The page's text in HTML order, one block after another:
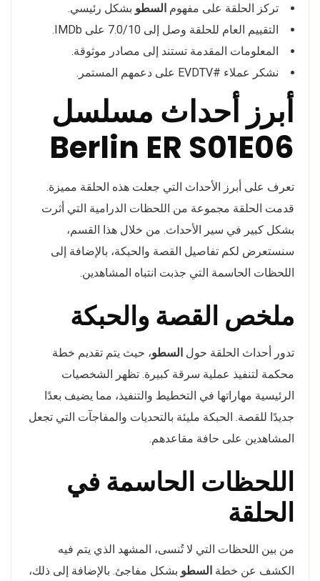
تركز الحلقة على مفهوم السطو بشكل رئيسي.
التقييم العام للحلقة وصل إلى 7.0/10 على IMDb.
المعلومات المقدمة تستند إلى مصادر موثوقة.
نشكر عملاء #EVDTV على دعمهم المستمر.
أبرز أحداث مسلسل
Berlin ER S01E06
تعرف على أبرز الأحداث التي جعلت هذه الحلقة مميزة.
قدمت الحلقة مجموعة من اللحظات الدرامية التي أثرت
بشكل كبير في سير الأحداث. من خلال هذا القسم،
سنستعرض لكم تفاصيل القصة والحبكة، بالإضافة إلى
اللحظات الحاسمة التي جذبت انتباه المشاهدين.
ملخص القصة والحبكة
تدور أحداث الحلقة حول السطو، حيث يتم تقديم خطة
محكمة لتنفيذ عملية سرقة كبيرة. تظهر الشخصيات
الرئيسية مهاراتها في التخطيط والتنفيذ، مما يضيف بعدًا
جديدًا للقصة. الحبكة مليئة بالتحديات والمفاجآت التي تجعل
المشاهدين على حافة مقاعدهم.
اللحظات الحاسمة في
الحلقة
من بين اللحظات التي لا تُنسى، المشهد الذي يتم فيه
الكشف عن خطة السطو بشكل مفاجئ. بالإضافة إلى ذلك،